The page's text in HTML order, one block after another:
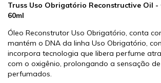
Truss Uso Obrigatório Reconstructive Oil
60ml
Óleo Reconstrutor Uso Obrigatório, conta
mantém o DNA da linha Uso Obrigatório,
incorpora tecnologia que libera perfume
com o oxigênio, prolongando a sensação
perfumados.